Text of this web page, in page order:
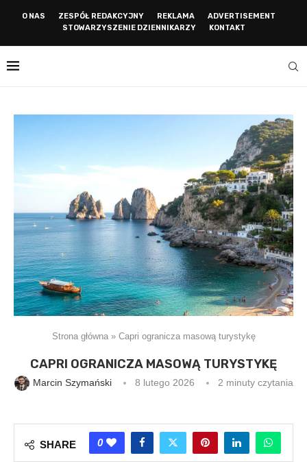
O NAS ZESPÓŁ REDAKCYJNY REKLAMA
ADVERTISEMENT
STOWARZYSZENIE DZIENNIKARZY
KONTAKT
Strona główna» Capri ogranicza masową turystykę
CAPRI OGRANICZA MASOWĄ TURYSTYKĘ
Marcin Szymański 8 lutego 2026 2 minuty czytania
SHARE 0